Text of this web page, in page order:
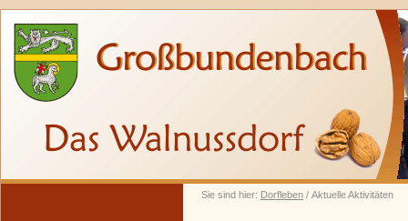
Sie sind hier: Dorfleben / Aktuelle Aktivitäten